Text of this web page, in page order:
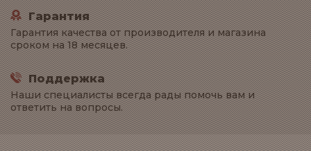
Гарантия
Гарантия качества от производителя и магазина
сроком на 18 месяцев.
Поддержка
Наши специалисты всегда рады помочь вам и
ответить на вопросы.